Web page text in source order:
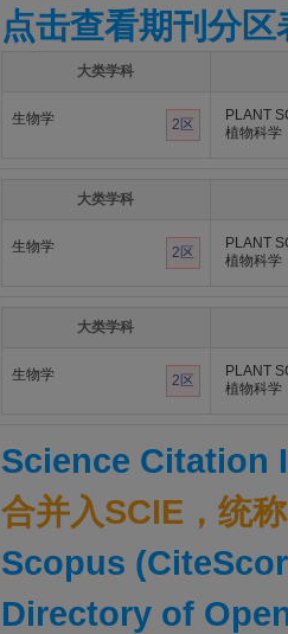
点击查看期刊分区
大类学科
生物学 2区
PLANT
植物科学
大类学科
生物学 2区
PLANT
植物科学
大类学科
生物学 2区
PLANT
植物科学
Science Citation
合并入SCIE，统
Scopus
Directory of